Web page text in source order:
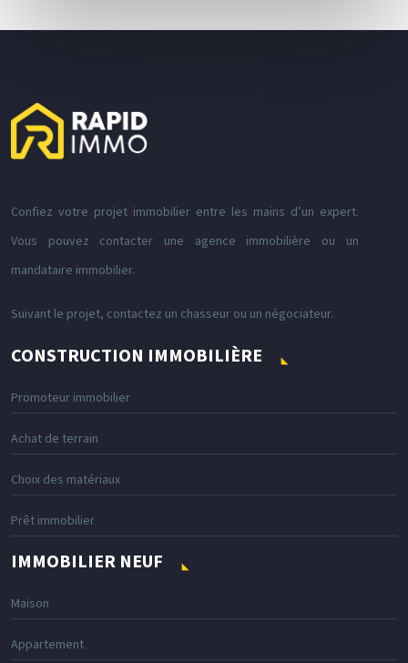
Confiez votre projet immobilier entre les mains d’un expert.
Vous pouvez contacter une agence immobilière ou un
mandataire immobilier.
Suivant le projet, contactez un chasseur ou un négociateur.
CONSTRUCTION IMMOBILIÈRE
Promoteur immobilier
Achat de terrain
Choix des matériaux
Prêt immobilier
IMMOBILIER NEUF
Maison
Appartement